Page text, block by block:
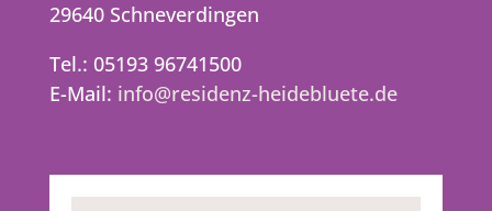
29640 Schneverdingen
Tel.: 05193 96741500
E-Mail: info@residenz-heidebluete.de